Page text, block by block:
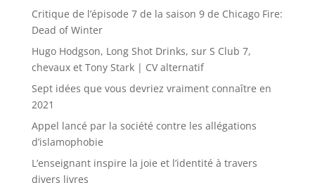
Critique de l’épisode 7 de la saison 9 de Chicago Fire:
Dead of Winter
Hugo Hodgson, Long Shot Drinks, sur S Club 7,
chevaux et Tony Stark | CV alternatif
Sept idées que vous devriez vraiment connaître en
2021
Appel lancé par la société contre les allégations
d’islamophobie
L’enseignant inspire la joie et l’identité à travers
divers livres